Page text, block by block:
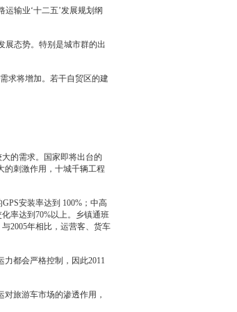
运输业‘十二五’发展规划纲
态势。特别是城市群的出
求将增加。若干自贸区的建
的需求。国家即将出台的
的刺激作用，十城千辆工程
安装率达到 100%；中高
率达到70%以上。乡镇通班
2005年相比，运营客、货车
都会严格控制，因此2011
旅游车市场的渗透作用，